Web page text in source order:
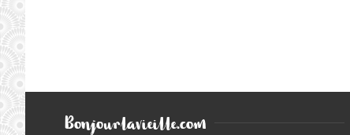
Bonjourlavieille.com